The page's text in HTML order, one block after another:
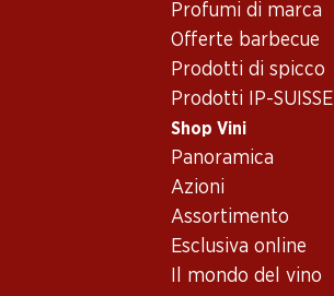
Profumi di marca
Offerte barbecue
Prodotti di spicco
Prodotti IP-SUISSE
Shop Vini
Panoramica
Azioni
Assortimento
Esclusiva online
Il mondo del vino
Ornellaia Bolgheri DOC